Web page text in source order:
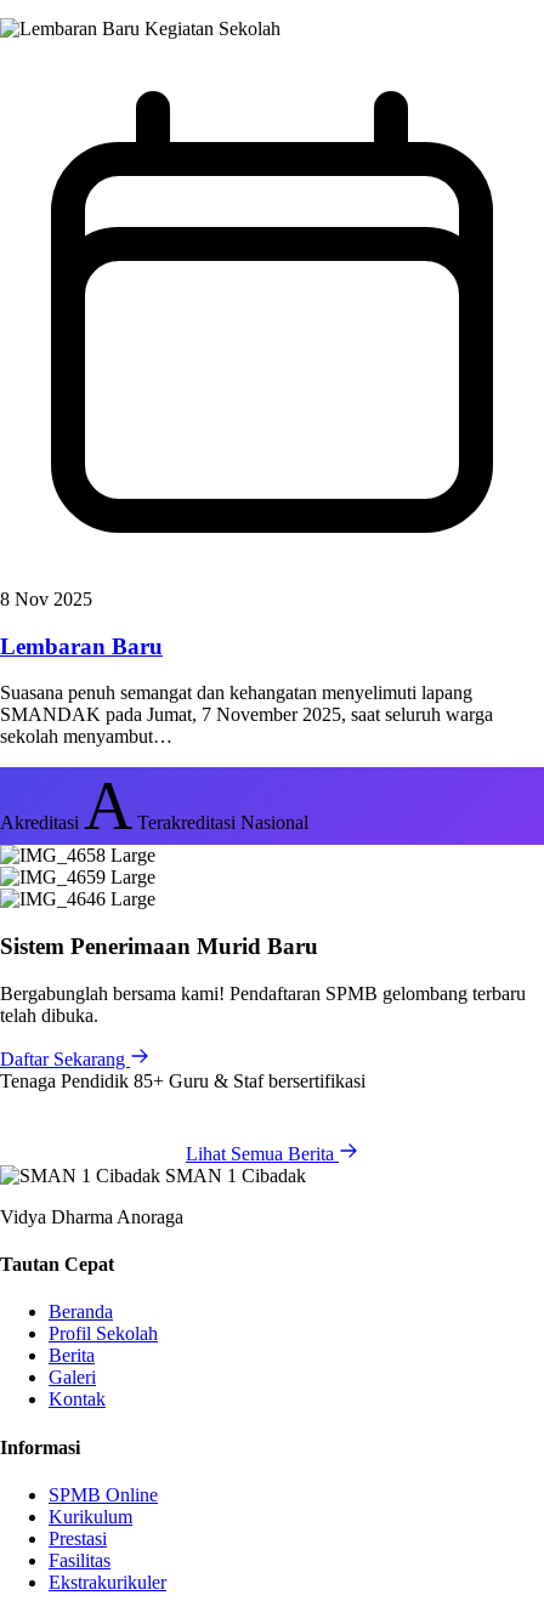
Kegiatan Sekolah
8 Nov 2025
Lembaran Baru
Suasana penuh semangat dan kehangatan menyelimuti lapang
SMANDAK pada Jumat, 7 November 2025, saat seluruh warga
sekolah menyambut…
Akreditasi A Terakreditasi Nasional
Sistem Penerimaan Murid Baru
Bergabunglah bersama kami! Pendaftaran SPMB gelombang terbaru
telah dibuka.
Daftar Sekarang
Tenaga Pendidik 85+ Guru & Staf bersertifikasi
Lihat Semua Berita
SMAN 1 Cibadak
Vidya Dharma Anoraga
Tautan Cepat
Beranda
Profil Sekolah
Berita
Galeri
Kontak
Informasi
SPMB Online
Kurikulum
Prestasi
Fasilitas
Ekstrakurikuler